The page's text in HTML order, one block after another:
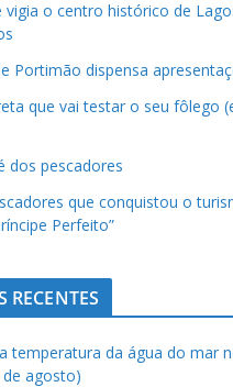
vigia o centro histórico de
Portimão dispensa
que vai testar o seu fôlego
dos pescadores
que conquistou o
Perfeito”
RECENTES
temperatura da água do mar
agosto)